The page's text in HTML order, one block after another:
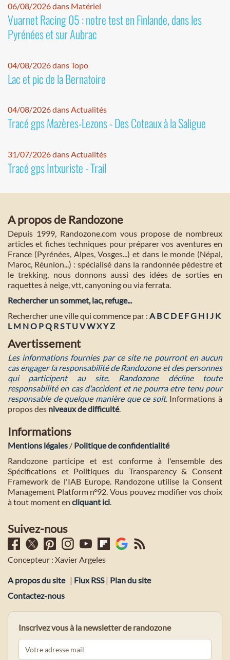
06/08/2026 dans Matériel
Vuarnet Racing 05 : notre test en Finlande, dans les
Pyrénées et sur Aubrac
04/08/2026 dans Topo
Lac et pic de la Bernatoire
04/08/2026 dans Actualités
Tracé gps Mazères-Lezons - Des Coteaux à la Saligue
31/07/2026 dans Actualités
Tracé gps Intxuriste - Trail
A propos de Randozone
Depuis 1999, Randozone.com vous propose de nombreux
articles et fiches techniques pour préparer vos aventures en
France (Pyrénées, Alpes, Vosges...) et dans le monde (Népal,
Maroc, Réunion...) : spécialisé dans la randonnée pédestre et
le trekking, nous donnons aussi des idées de sorties en
raquettes à neige, vtt, canyoning ou via ferrata.
Rechercher un sommet, lac, refuge...
Rechercher une ville qui commence par : A BC D E FG H I J K
L M NO PQ RST U VWXYZ
Avertissement
Les informations fournies par ce site ne pourront en aucun
cas engager la responsabilité de Randozone et des personnes
qui participent au site. Randozone décline toute
responsabilité en cas d'accident et ne pourra etre tenu pour
responsable de quelque manière que ce soit. Informations à
propos des niveaux de difficulté.
Informations
Mentions légales / Politique de confidentialité
Randozone participe et est conforme à l'ensemble des
Spécifications et Politiques du Transparency & Consent
Framework de l'IAB Europe. Randozone utilise la Consent
Management Platform n°92. Vous pouvez modifier vos choix
à tout moment en cliquant ici.
Suivez-nous
Concepteur : Xavier Argeles
A propos du site | Flux RSS| Plan du site
Contactez-nous
Inscrivez vous à la newsletter de randozone